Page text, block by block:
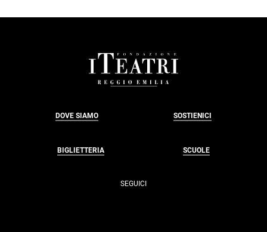
DOVE SIAMO SOSTIENICI
BIGLIETTERIA SCUOLE
SEGUICI